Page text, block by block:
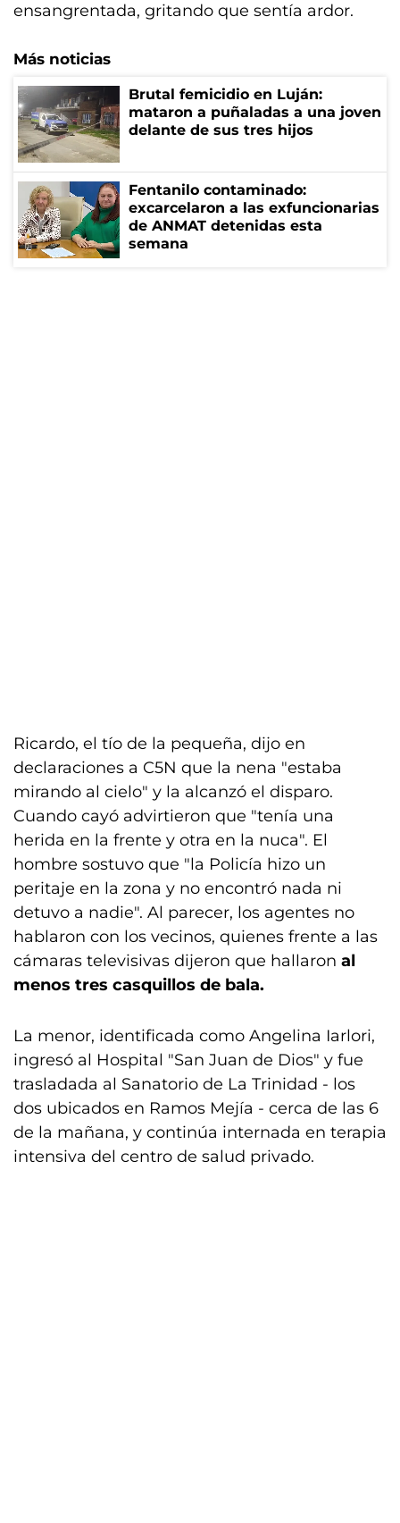
ensangrentada, gritando que sentía ardor.
Más noticias
Brutal femicidio en Luján:
mataron a puñaladas a una joven
delante de sus tres hijos
Fentanilo contaminado:
excarcelaron a las exfuncionarias
de ANMAT detenidas esta
semana
Ricardo, el tío de la pequeña, dijo en
declaraciones a C5N que la nena "estaba
mirando al cielo" y la alcanzó el disparo.
Cuando cayó advirtieron que "tenía una
herida en la frente y otra en la nuca". El
hombre sostuvo que "la Policía hizo un
peritaje en la zona y no encontró nada ni
detuvo a nadie". Al parecer, los agentes no
hablaron con los vecinos, quienes frente a las
cámaras televisivas dijeron que hallaron al
menos tres casquillos de bala.
La menor, identificada como Angelina Iarlori,
ingresó al Hospital "San Juan de Dios" y fue
trasladada al Sanatorio de La Trinidad - los
dos ubicados en Ramos Mejía - cerca de las 6
de la mañana, y continúa internada en terapia
intensiva del centro de salud privado.